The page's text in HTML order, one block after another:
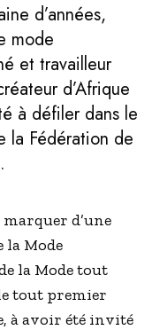
d’années,
mode
et travailleur
d’Afrique
à défiler dans le
la Fédération de
d’une
la Mode
la Mode tout
tout premier
à avoir été invité